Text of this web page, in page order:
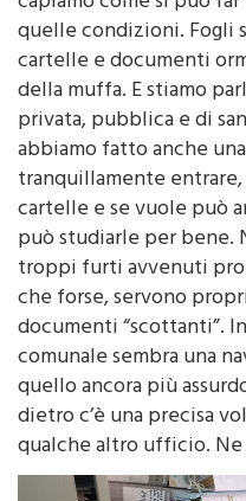
capiamo come si può
quelle condizioni. Fogli
cartelle e documenti
della muffa. E stiamo
privata, pubblica e di
abbiamo fatto anche
tranquillamente entrare,
cartelle e se vuole può
può studiarle per bene.
troppi furti avvenuti
che forse, servono
documenti “scottanti”.
comunale sembra una
quello ancora più
dietro c’è una precisa
qualche altro ufficio. Ne